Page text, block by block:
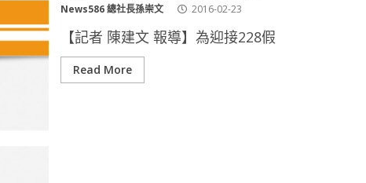
News586 總社長孫崇文 2016-02-23
【記者 陳建文 報導】為迎接228假
Read More